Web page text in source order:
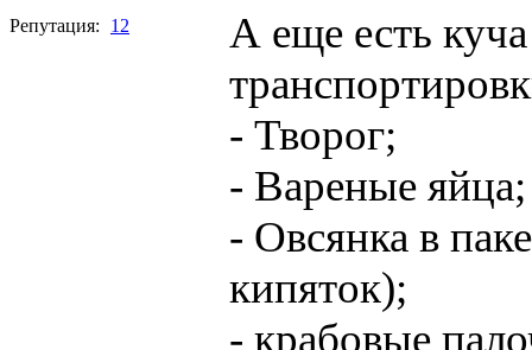
Репутация: 12
А еще есть
- Творог;
- Вареные яйца;
- Овсянка в
кипяток);
- крабовые